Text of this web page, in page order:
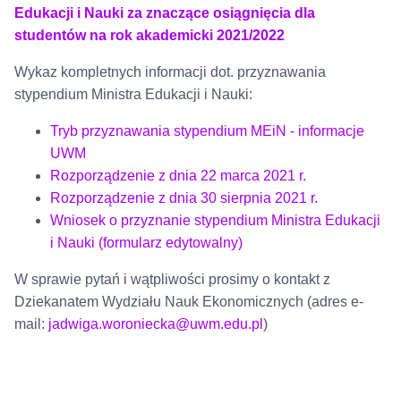
Edukacji i Nauki za znaczące osiągnięcia dla
studentów na rok akademicki 2021/2022
Wykaz kompletnych informacji dot. przyznawania
stypendium Ministra Edukacji i Nauki:
Tryb przyznawania stypendium MEiN - informacje
UWM
Rozporządzenie z dnia 22 marca 2021 r.
Rozporządzenie z dnia 30 sierpnia 2021 r.
Wniosek o przyznanie stypendium Ministra Edukacji
i Nauki (formularz edytowalny)
W sprawie pytań i wątpliwości prosimy o kontakt z
Dziekanatem Wydziału Nauk Ekonomicznych (adres e-
mail: jadwiga.woroniecka@uwm.edu.pl )